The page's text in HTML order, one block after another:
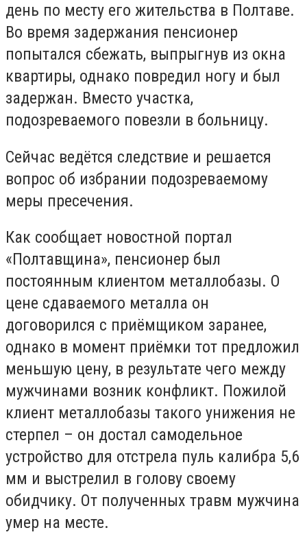
день по месту его жительства в Полтаве.
Во время задержания пенсионер
попытался сбежать, выпрыгнув из окна
квартиры, однако повредил ногу и был
задержан. Вместо участка,
подозреваемого повезли в больницу.
Сейчас ведётся следствие и решается
вопрос об избрании подозреваемому
меры пресечения.
Как сообщает новостной портал
«Полтавщина», пенсионер был
постоянным клиентом металлобазы. О
цене сдаваемого металла он
договорился с приёмщиком заранее,
однако в момент приёмки тот предложил
меньшую цену, в результате чего между
мужчинами возник конфликт. Пожилой
клиент металлобазы такого унижения не
стерпел – он достал самодельное
устройство для отстрела пуль калибра 5,6
мм и выстрелил в голову своему
обидчику. От полученных травм мужчина
умер на месте.